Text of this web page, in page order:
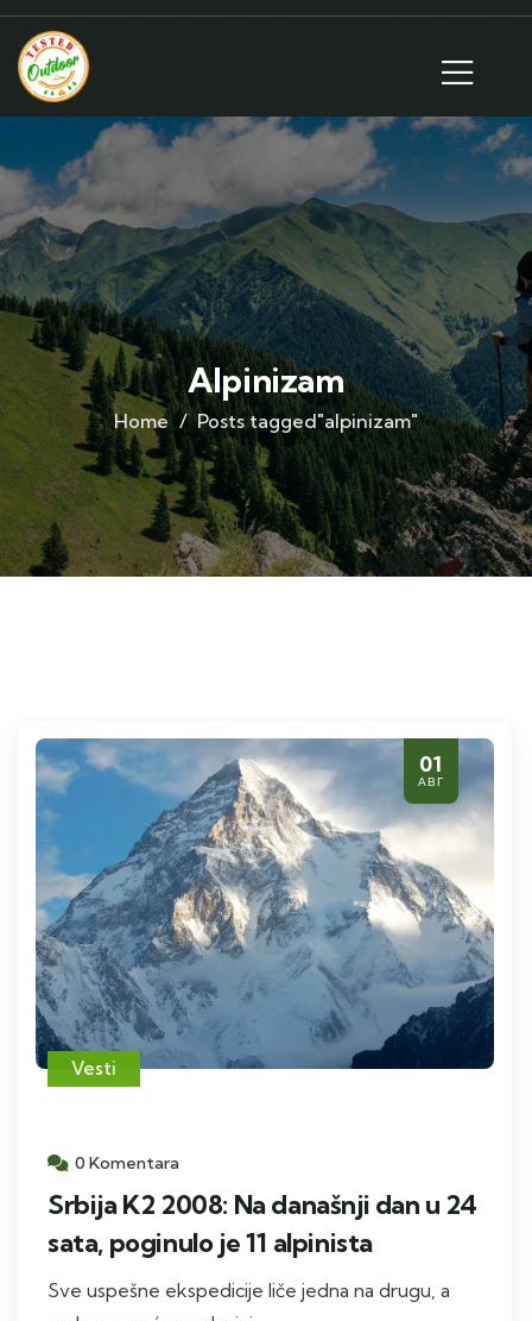
Alpinizam
Home Posts tagged"alpinizam"
01
АВГ
Vesti
0 Komentara
Srbija K2 2008: Na današnji dan u 24
sata, poginulo je 11 alpinista
Sve uspešne ekspedicije liče jedna na drugu, a